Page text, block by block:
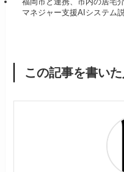
マネジャー支援AIシステム
この記事を書いた